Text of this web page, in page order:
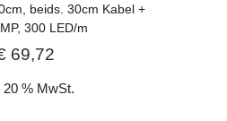
beids. 30cm Kabel +
300 LED/m
69,72
20 % MwSt.